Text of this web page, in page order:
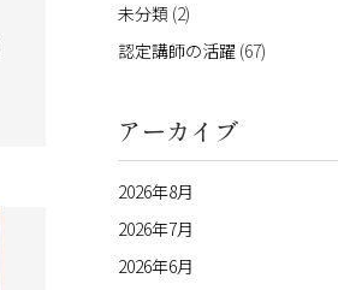
未分類 (2)
認定講師の活躍 (67)
アーカイブ
2026年8月
2026年7月
2026年6月